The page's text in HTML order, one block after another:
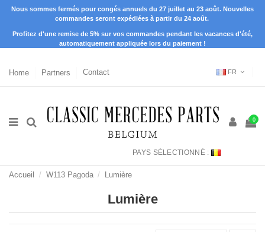
Nous sommes fermés pour congés annuels du 27 juillet au 23 août. Nouvelles
commandes seront expédiées à partir du 24 août.
Profitez d'une remise de 5% sur vos commandes pendant les vacances d'été,
automatiquement appliquée lors du paiement !
Home Partners Contact FR
0
PAYS SÉLECTIONNÉ :
Accueil W113 Pagoda Lumière
Lumière